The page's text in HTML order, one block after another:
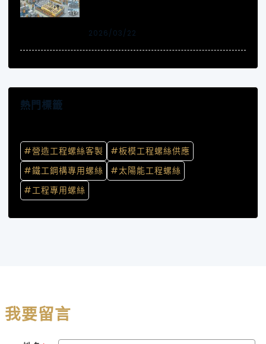
2026/03/22
熱門標籤
#營造工程螺絲客製
#板模工程螺絲供應
#鐵工鋼構專用螺絲
#太陽能工程螺絲
#工程專用螺絲
我要留言